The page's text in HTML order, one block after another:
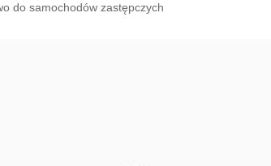
do samochodów zastępczych